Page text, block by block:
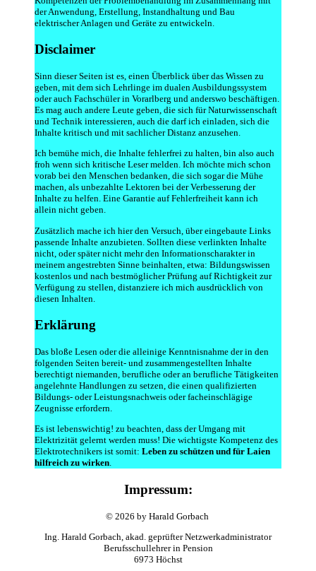
der Anwendung, Erstellung, Instandhaltung und Bau
elektrischer Anlagen und Geräte zu entwickeln.
Disclaimer
Sinn dieser Seiten ist es, einen Überblick über das Wissen zu
geben, mit dem sich Lehrlinge im dualen Ausbildungssystem
oder auch Fachschüler in Vorarlberg und anderswo beschäftigen.
Es mag auch andere Leute geben, die sich für Naturwissenschaft
und Technik interessieren, auch die darf ich einladen, sich die
Inhalte kritisch und mit sachlicher Distanz anzusehen.
Ich bemühe mich, die Inhalte fehlerfrei zu halten, bin also auch
froh wenn sich kritische Leser melden. Ich möchte mich schon
vorab bei den Menschen bedanken, die sich sogar die Mühe
machen, als unbezahlte Lektoren bei der Verbesserung der
Inhalte zu helfen. Eine Garantie auf Fehlerfreiheit kann ich
allein nicht geben.
Zusätzlich mache ich hier den Versuch, über eingebaute Links
passende Inhalte anzubieten. Sollten diese verlinkten Inhalte
nicht, oder später nicht mehr den Informationscharakter in
meinem angestrebten Sinne beinhalten, etwa: Bildungswissen
kostenlos und nach bestmöglicher Prüfung auf Richtigkeit zur
Verfügung zu stellen, distanziere ich mich ausdrücklich von
diesen Inhalten.
Erklärung
Das bloße Lesen oder die alleinige Kenntnisnahme der in den
folgenden Seiten bereit- und zusammengestellten Inhalte
berechtigt niemanden, berufliche oder an berufliche Tätigkeiten
angelehnte Handlungen zu setzen, die einen qualifizierten
Bildungs- oder Leistungsnachweis oder facheinschlägige
Zeugnisse erfordern.
Es ist lebenswichtig! zu beachten, dass der Umgang mit
Elektrizität gelernt werden muss! Die wichtigste Kompetenz des
Elektrotechnikers ist somit:Leben zu schützen und für Laien
hilfreich zu wirken.
Impressum:
© 2026 by Harald Gorbach
Ing. Harald Gorbach, akad. geprüfter Netzwerkadministrator
Berufsschullehrer in Pension
6973 Höchst